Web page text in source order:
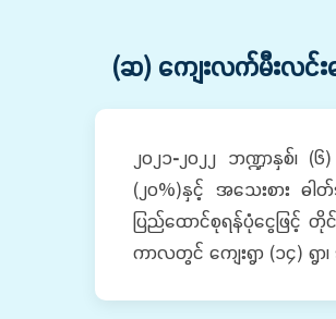
(ဆ) ကျေးလက်မီးလင်း
၂၀၂၁- ၂၀၂၂ ဘဏ္ဍာနှစ်၊
(၂၀%)နှင့် အသေးစား ဓါ
ပြည်ထောင်စုရန်ပုံငွေဖြင့် တို
ကာလတွင် ကျေးရွာ (၁၄) ရွ